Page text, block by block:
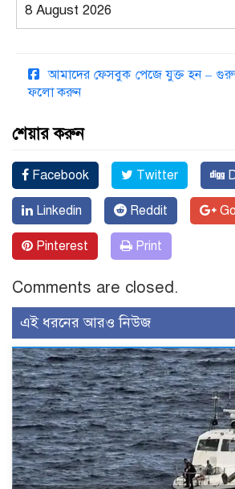
8 August 2026
আমাদের ফেসবুক পেজে যুক্ত হন –
ফলো করুন
শেয়ার করুন
Facebook Twitter
Linkedin Reddit
Pinterest Print
Comments are closed.
এই ধরনের আরও নিউজ